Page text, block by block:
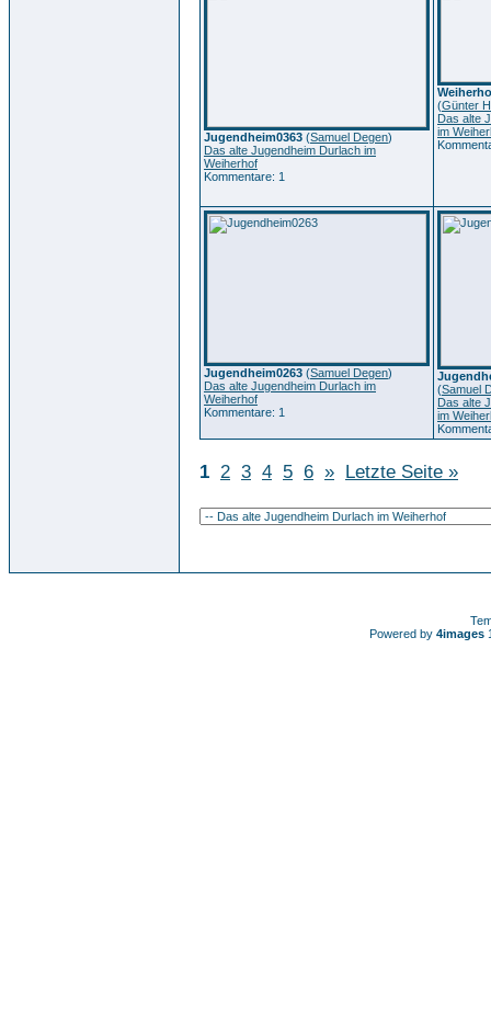
Jugendheim0363 (Samuel Degen)
Das alte Jugendheim Durlach im
Weiherhof
Kommentare: 1
(Günter
Das alte
im
Jugendheim0263 (Samuel Degen)
Das alte Jugendheim Durlach im
Weiherhof
Kommentare: 1
(Samuel
Das alte
im
1 2 3 4 5 6 » Letzte Seite »
Powered by 4images